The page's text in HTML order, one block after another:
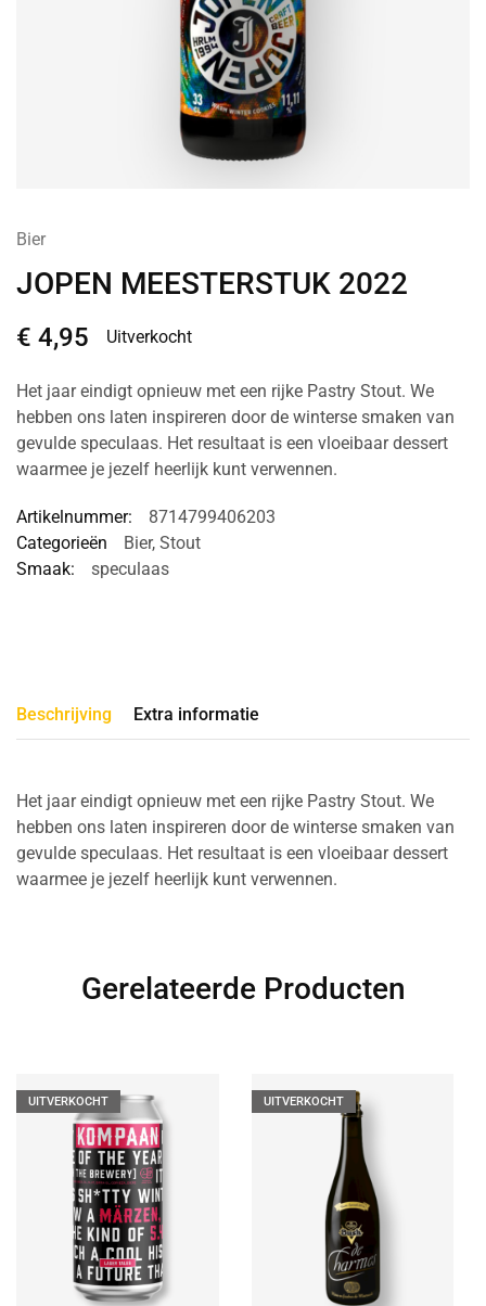
Bier
JOPEN MEESTERSTUK 2022
€ 4,95 Uitverkocht
Het jaar eindigt opnieuw met een rijke Pastry Stout. We
hebben ons laten inspireren door de winterse smaken van
gevulde speculaas. Het resultaat is een vloeibaar dessert
waarmee je jezelf heerlijk kunt verwennen.
Artikelnummer:
8714799406203
Categorieën
Bier, Stout
Smaak:
speculaas
Beschrijving Extra informatie
Het jaar eindigt opnieuw met een rijke Pastry Stout. We
hebben ons laten inspireren door de winterse smaken van
gevulde speculaas. Het resultaat is een vloeibaar dessert
waarmee je jezelf heerlijk kunt verwennen.
Gerelateerde Producten
UITVERKOCHT UITVERKOCHT